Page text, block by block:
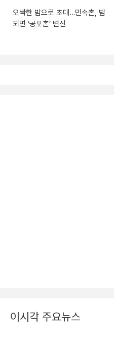
오싹한 밤으로 초대…민속촌, 밤
되면 ‘공포촌’ 변신
이시각 주요뉴스